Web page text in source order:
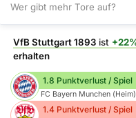
Wer gibt mehr Tore auf?
VfB Stuttgart 1893 ist
erhalten
1.8 Punktverlust / Spiel
FC Bayern Munchen (Heim)
1.4 Punktverlust / Spiel